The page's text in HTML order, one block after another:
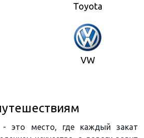
Toyota
VW
- это место, где каждый закат